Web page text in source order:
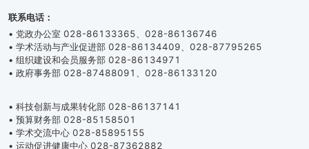
联系电话：
• 党政办公室 028-86133365、028-86136746
• 学术活动与产业促进部 028-86134409、028-87795265
• 组织建设和会员服务部 028-86134971
• 政府事务部 028-87488091、028-86133120
• 科技创新与成果转化部 028-86137141
• 预算财务部 028-85158501
• 学术交流中心 028-85895155
• 运动促进健康中心 028-87362882